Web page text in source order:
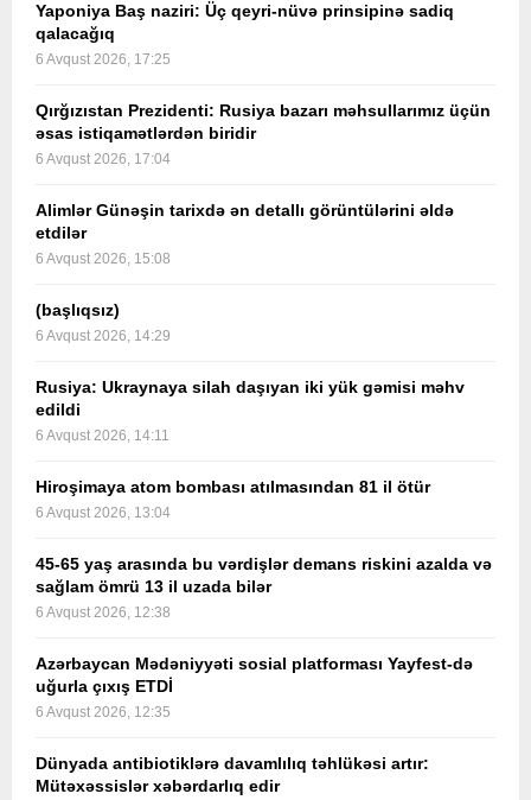
Yaponiya Baş naziri: Üç qeyri-nüvə prinsipinə sadiq
qalacağıq
6 Avqust 2026, 17:25
Qırğızıstan Prezidenti: Rusiya bazarı məhsullarımız üçün
əsas istiqamətlərdən biridir
6 Avqust 2026, 17:04
Alimlər Günəşin tarixdə ən detallı görüntülərini əldə
etdilər
6 Avqust 2026, 15:08
(başlıqsız)
6 Avqust 2026, 14:29
Rusiya: Ukraynaya silah daşıyan iki yük gəmisi məhv
edildi
6 Avqust 2026, 14:11
Hiroşimaya atom bombası atılmasından 81 il ötür
6 Avqust 2026, 13:04
45-65 yaş arasında bu vərdişlər demans riskini azalda və
sağlam ömrü 13 il uzada bilər
6 Avqust 2026, 12:38
Azərbaycan Mədəniyyəti sosial platforması Yayfest-də
uğurla çıxış ETDİ
6 Avqust 2026, 12:35
Dünyada antibiotiklərə davamlılıq təhlükəsi artır:
Mütəxəssislər xəbərdarlıq edir